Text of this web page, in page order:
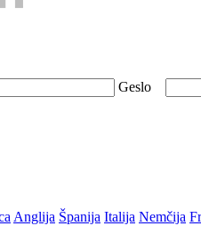
Geslo
Anglija Španija Italija Nemčija